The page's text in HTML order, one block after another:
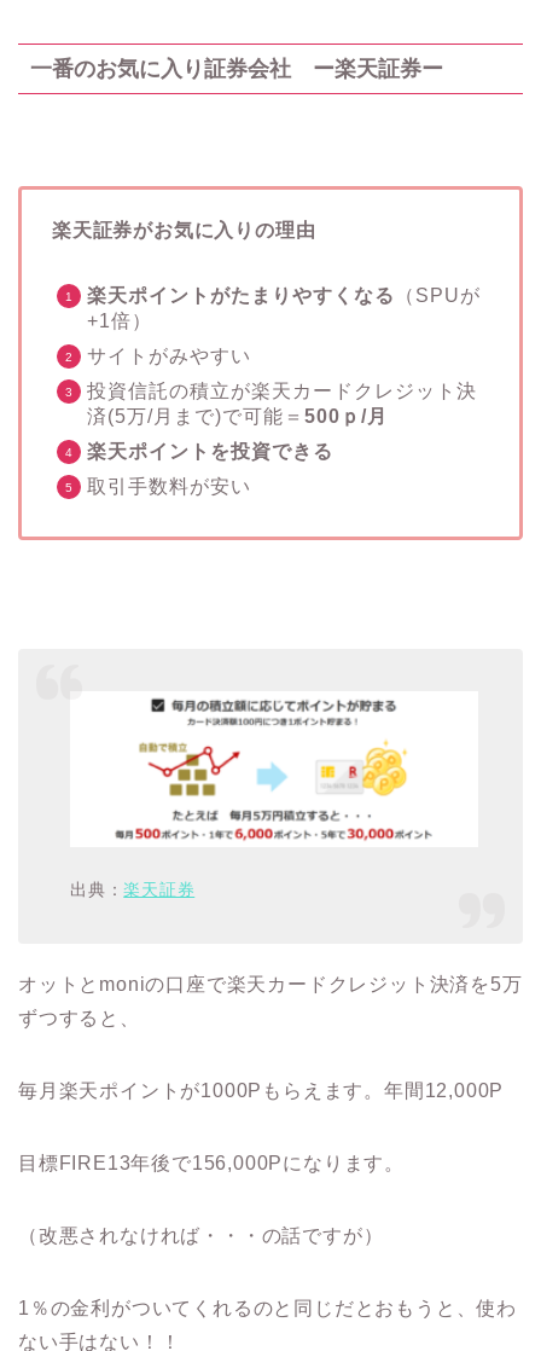
一番のお気に入り証券会社 ー楽天証券ー
楽天証券がお気に入りの理由
楽天ポイントがたまりやすくなる
（SPUが
+1倍）
サイトがみやすい
投資信託の積立が楽天カードクレジット決
済(5万/月まで)で可能＝ 500ｐ/月
楽天ポイントを投資できる
取引手数料が安い
出典：楽天証券
オットとmoniの口座で楽天カードクレジット決済を5万
ずつすると、
毎月楽天ポイントが1000Pもらえます。年間12,000P
目標FIRE13年後で156,000Pになります。
（改悪されなければ・・・の話ですが）
1％の金利がついてくれるのと同じだとおもうと、使わ
ない手はない！！